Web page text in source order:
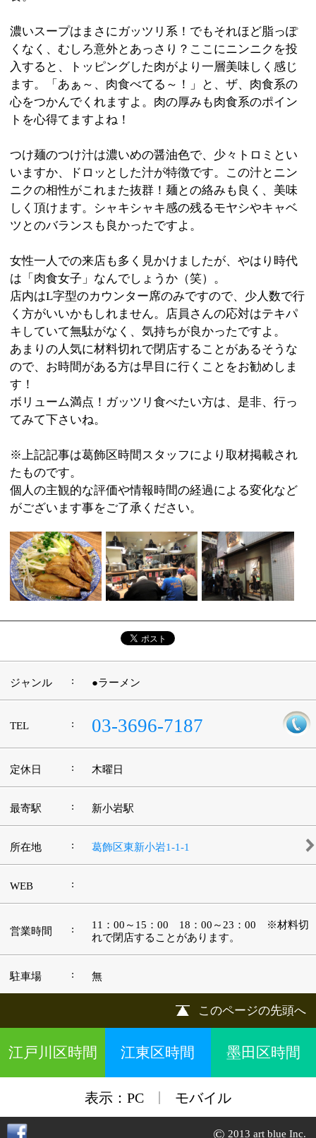
あまりの人気に材料切れで閉店することがあるそうな
ので、お時間がある方は早目に行くことをお勧めしま
す！
ボリューム満点！ガッツリ食べたい方は、是非、行っ
てみて下さいね。
※上記記事は葛飾区時間スタッフにより取材掲載され
たものです。
TEL : 03-3696-7187
定休日 木曜日
新小岩駅
所在地
WEB :
営業時間
れで閉店することがあります。
駐車場 : 無
このページの先頭へ
江戸川区時間 江東区時間 墨田区時間
表示：PC |モバイル
© 2013 art blue Inc.